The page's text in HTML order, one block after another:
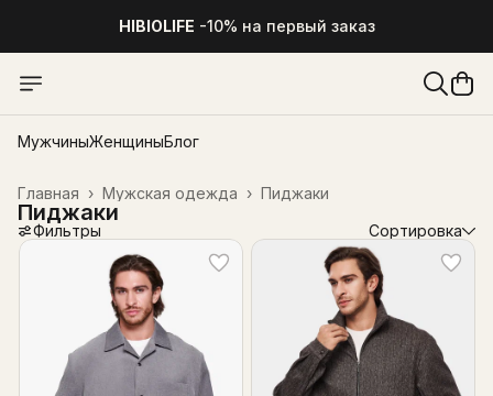
HIBIOLIFE -10% на первый заказ
МужчиныЖенщиныБлог
Пиджаки
Мужская одежда ›
Главная ›
Пиджаки
Фильтры Сортировка